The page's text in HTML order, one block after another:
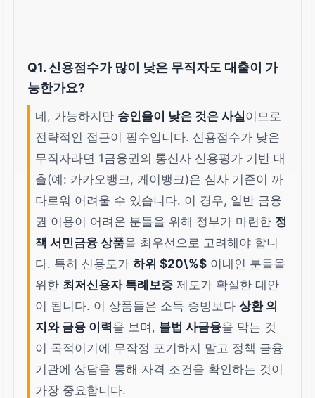
Q1. 신용점수가 많이 낮은 무직자도 대출이 가
능한가요?
네, 가능하지만 승인율이 낮은 것은 사실이므로
전략적인 접근이 필수입니다. 신용점수가 낮은
무직자라면 1금융권의 통신사 신용평가 기반 대
출(예: 카카오뱅크, 케이뱅크)은 심사 기준이 까
다로워 어려울 수 있습니다. 이 경우, 일반 금융
권 이용이 어려운 분들을 위해 정부가 마련한 정
책 서민금융 상품을 최우선으로 고려해야 합니
다. 특히 신용도가하위 $20\%$ 이내인 분들을
위한 최저신용자 특례보증 제도가 확실한 대안
이 됩니다. 이 상품들은 소득 증빙보다상환 의
지와 금융 이력을 보며, 불법 사금융을 막는 것
이 목적이기에 무작정 포기하지 말고 정책 금융
기관에 상담을 통해 자격 조건을 확인하는 것이
가장 중요합니다.